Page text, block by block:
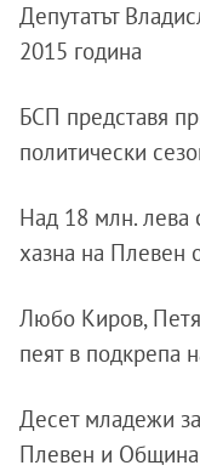
Депутатът
2015 година
БСП представя
политически
Над 18 млн. лева
хазна на Плевен
Любо Киров,
пеят в подкрепа
Десет младежи
Плевен и Община